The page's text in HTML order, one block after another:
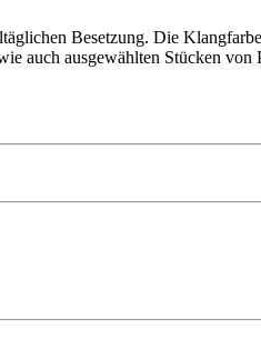
Besetzung. Die
auch ausgewählten Stücken von